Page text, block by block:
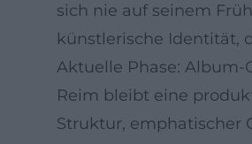
sich nie auf seinem
künstlerische Identität,
Aktuelle Phase:
Reim bleibt eine
Struktur, emphatischer